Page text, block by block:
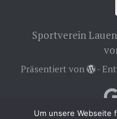
Sportverein
Präsentiert von -
Um unsere Webseite